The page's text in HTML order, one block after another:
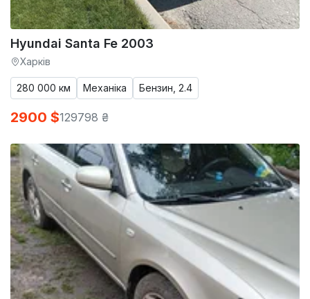
Hyundai Santa Fe 2003
Харків
280 000 км Механіка Бензин, 2.4
2900 $129798 ₴